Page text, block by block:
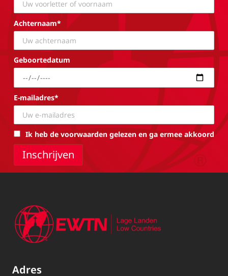
Achternaam*
Geboortedatum
E-mailadres*
Ik heb de voorwaarden gelezen en ga ermee akkoord
Adres